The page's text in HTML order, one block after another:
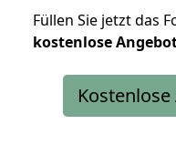
Füllen Sie jetzt das
kostenlose